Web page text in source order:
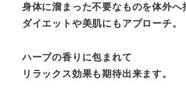
身体に溜まった不要なものを体外へ
ダイエットや美肌にもアプローチ。
ハーブの香りに包まれて
リラックス効果も期待出来ます。